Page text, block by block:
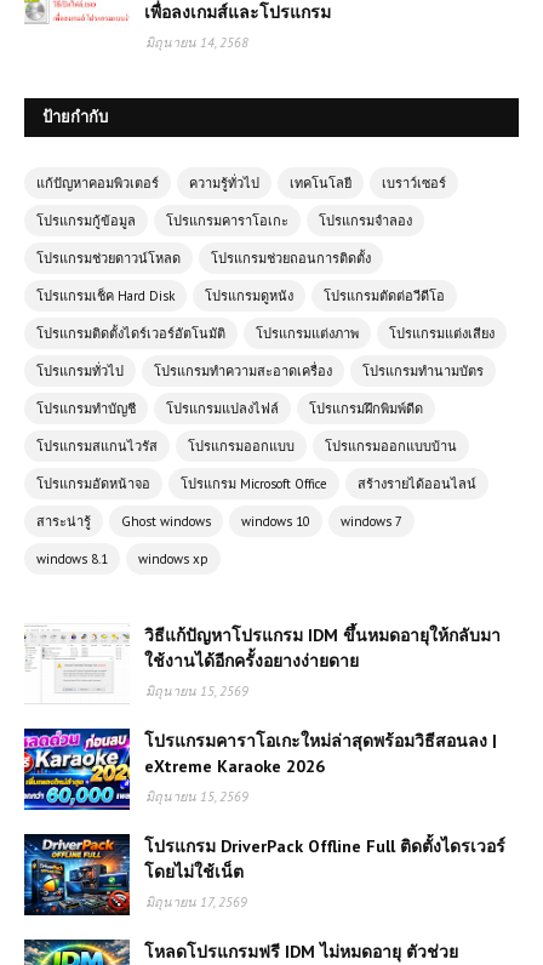
เพื่อลงเกมส์และโปรแกรม
มิถุนายน 14, 2568
ป้ายกำกับ
แก้ปัญหาคอมพิวเตอร์ ความรู้ทั่วไป เทคโนโลยี เบราว์เซอร์
โปรแกรมกู้ข้อมูล โปรแกรมคาราโอเกะ โปรแกรมจำลอง
โปรแกรมช่วยดาวน์โหลด โปรแกรมช่วยถอนการติดตั้ง
โปรแกรมเช็ค Hard Disk โปรแกรมดูหนัง โปรแกรมตัดต่อวีดีโอ
โปรแกรมติดตั้งไดร์เวอร์อัตโนมัติ โปรแกรมแต่งภาพ โปรแกรมแต่งเสียง
โปรแกรมทั่วไป โปรแกรมทำความสะอาดเครื่อง โปรแกรมทำนามบัตร
โปรแกรมทำบัญชี โปรแกรมแปลงไฟล์ โปรแกรมฝึกพิมพ์ดีด
โปรแกรมสแกนไวรัส โปรแกรมออกแบบ โปรแกรมออกแบบบ้าน
โปรแกรมอัดหน้าจอ โปรแกรม Microsoft Office สร้างรายได้ออนไลน์
สาระน่ารู้ Ghost windows windows 10 windows 7
windows 8.1 windows xp
วิธีแก้ปัญหาโปรแกรม IDM ขึ้นหมดอายุให้กลับมา
ใช้งานได้อีกครั้งอยางง่ายดาย
มิถุนายน 15, 2569
โปรแกรมคาราโอเกะใหม่ล่าสุดพร้อมวิธีสอนลง |
eXtreme Karaoke 2026
มิถุนายน 15, 2569
โปรแกรม DriverPack Offline Full ติดตั้งไดรเวอร์
โดยไม่ใช้เน็ต
มิถุนายน 17, 2569
โหลดโปรแกรมฟรี IDM ไม่หมดอายุ ตัวช่วย